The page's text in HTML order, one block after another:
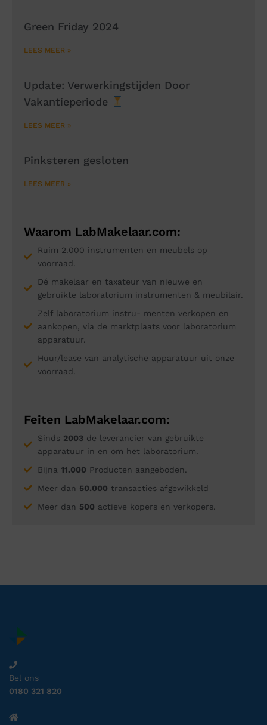
Green Friday 2024
LEES MEER »
Update: Verwerkingstijden Door
Vakantieperiode
LEES MEER »
Pinksteren gesloten
LEES MEER »
Waarom LabMakelaar.com:
Ruim 2.000 instrumenten en meubels op
voorraad.
Dé makelaar en taxateur van nieuwe en
gebruikte laboratorium instrumenten & meubilair.
Zelf laboratorium instru- menten verkopen en
aankopen, via de marktplaats voor laboratorium
apparatuur.
Huur/lease van analytische apparatuur uit onze
voorraad.
Feiten LabMakelaar.com:
Sinds 2003de leverancier van gebruikte
apparatuur in en om het laboratorium.
Bijna 11.000 Producten aangeboden.
Meer dan 50.000 transacties afgewikkeld
Meer dan 500 actieve kopers en verkopers.
Bel ons
0180 321 820